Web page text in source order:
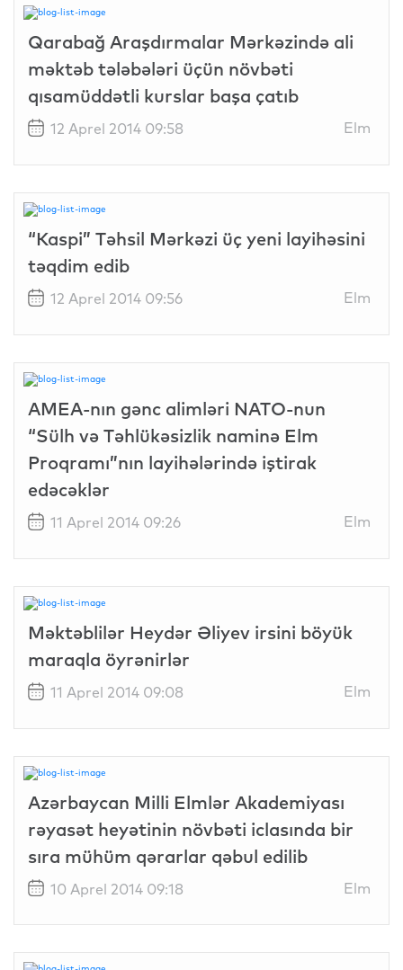
Qarabağ Araşdırmalar Mərkəzində ali
məktəb tələbələri üçün növbəti
qısamüddətli kurslar başa çatıb
12 Aprel 2014 09:58 Elm
“Kaspi” Təhsil Mərkəzi üç yeni layihəsini
təqdim edib
12 Aprel 2014 09:56 Elm
AMEA-nın gənc alimləri NATO-nun
“Sülh və Təhlükəsizlik naminə Elm
Proqramı”nın layihələrində iştirak
edəcəklər
11 Aprel 2014 09:26 Elm
Məktəblilər Heydər Əliyev irsini böyük
maraqla öyrənirlər
11 Aprel 2014 09:08 Elm
Azərbaycan Milli Elmlər Akademiyası
rəyasət heyətinin növbəti iclasında bir
sıra mühüm qərarlar qəbul edilib
10 Aprel 2014 09:18 Elm